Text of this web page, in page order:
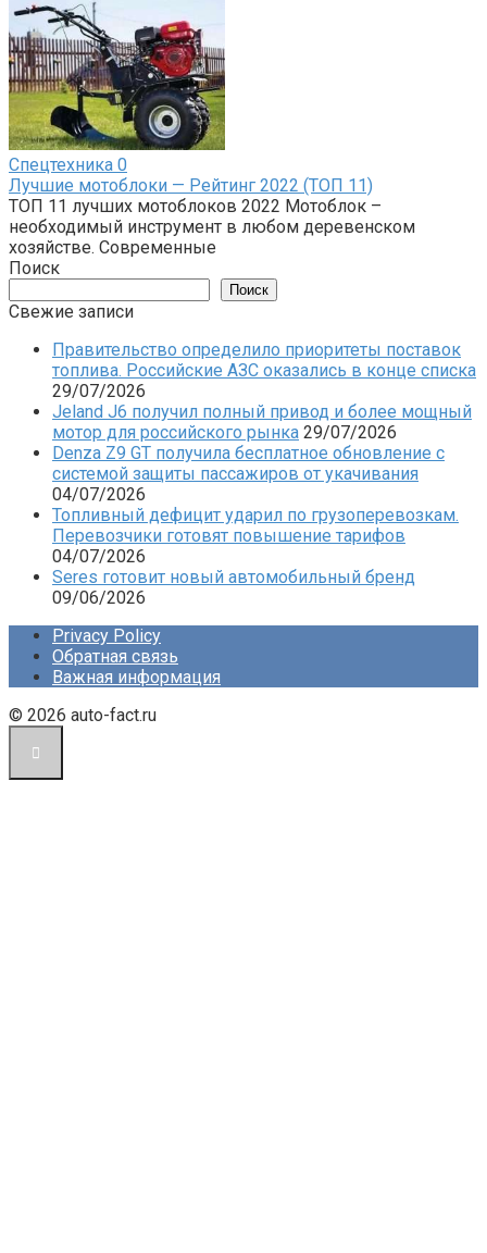
Спецтехника 0
Лучшие мотоблоки — Рейтинг 2022 (ТОП 11)
ТОП 11 лучших мотоблоков 2022 Мотоблок –
необходимый инструмент в любом деревенском
хозяйстве. Современные
Поиск
Поиск
Свежие записи
Правительство определило приоритеты поставок
топлива. Российские АЗС оказались в конце списка
29/07/2026
Jeland J6 получил полный привод и более мощный
мотор для российского рынка 29/07/2026
Denza Z9 GT получила бесплатное обновление с
системой защиты пассажиров от укачивания
04/07/2026
Топливный дефицит ударил по грузоперевозкам.
Перевозчики готовят повышение тарифов
04/07/2026
Seres готовит новый автомобильный бренд
09/06/2026
Privacy Policy
Обратная связь
Важная информация
© 2026 auto-fact.ru